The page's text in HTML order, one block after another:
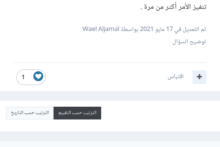
تنفيز الأمر أكثر من مرة .
تم التعديل في17 مايو 2021
بواسطة Wael Aljamal
توضيح السؤال
1 اقتباس
الترتيب حسب التقييم الترتيب حسب التاريخ